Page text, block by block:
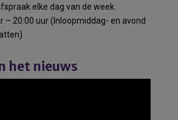
elke dag van de week.
– 20:00 uur (Inloopmiddag- en avond
het nieuws